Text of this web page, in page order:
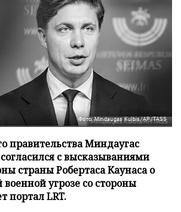
Фото: Mindaugas Kulbis/AP/TASS
правительства Миндаугас
с высказываниями
страны Робертаса Каунаса о
угрозе со стороны
портал LRT.